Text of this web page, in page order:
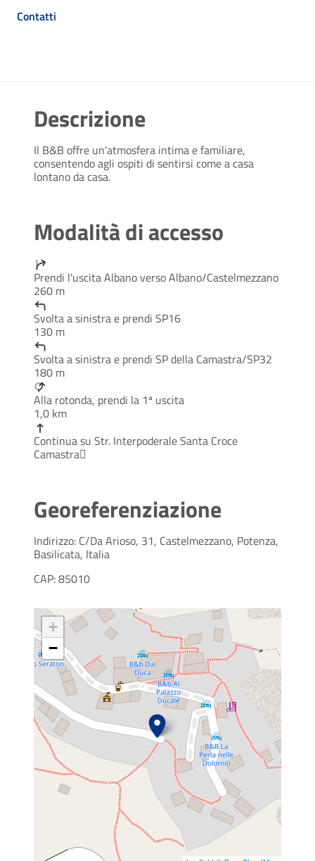
Contatti
Descrizione
Il B&B offre un'atmosfera intima e familiare,
consentendo agli ospiti di sentirsi come a casa
lontano da casa.
Modalità di accesso
Prendi l'uscita Albano verso Albano/Castelmezzano
260 m
Svolta a sinistra e prendi SP16
130 m
Svolta a sinistra e prendi SP della Camastra/SP32
180 m
Alla rotonda, prendi la 1ª uscita
1,0 km
Continua su Str. Interpoderale Santa Croce
Camastra
Georeferenziazione
Indirizzo: C/Da Arioso, 31, Castelmezzano, Potenza,
Basilicata, Italia
CAP: 85010
+
−